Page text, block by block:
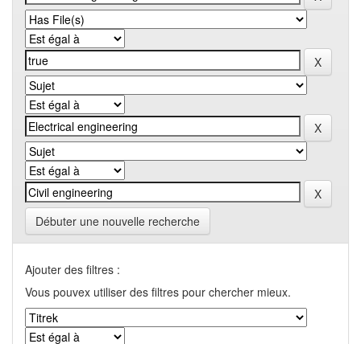
Débuter une nouvelle recherche
Ajouter des filtres :
Vous pouvex utiliser des filtres pour chercher mieux.